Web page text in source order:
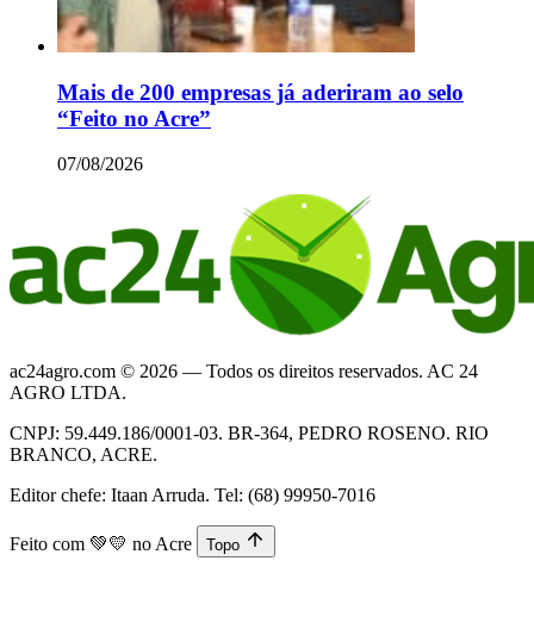
Mais de 200 empresas já aderiram ao selo
“Feito no Acre”
07/08/2026
ac24agro.com © 2026 — Todos os direitos reservados. AC 24
AGRO LTDA.
CNPJ: 59.449.186/0001-03. BR-364, PEDRO ROSENO. RIO
BRANCO, ACRE.
Editor chefe: Itaan Arruda. Tel: (68) 99950-7016
Feito com 💚💛 no Acre Topo